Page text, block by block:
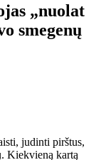
„nuolat
smegenų
judinti pirštus,
Kiekvieną kartą